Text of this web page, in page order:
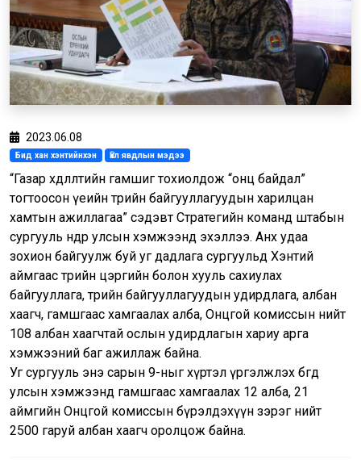
2023.06.08
Бид хан хэнтийнхэн Үйл явдлын мэдээ
“Газар хөдлөлтийн гамшиг тохиолдож “онц байдал”
тогтоосон үеийн төрийн байгууллагуудын харилцан
хамтын ажиллагаа” сэдэвт Стратегийн команд штабын
сургууль өнөөдөр улсын хэмжээнд эхэллээ. Анх удаа
зохион байгуулж буй уг дадлага сургуульд Хэнтий
аймгаас төрийн цэргийн болон хууль сахиулах
байгууллага, төрийн байгууллагуудын удирдлага, албан
хаагч, гамшгаас хамгаалах алба, Онцгой комиссын нийт
108 албан хаагчтай ослын удирдлагын хариу арга
хэмжээний баг ажиллаж байна.
Уг сургууль энэ сарын 9-ныг хүртэл үргэлжлэх бөгөөд
улсын хэмжээнд гамшгаас хамгаалах 12 алба, 21
аймгийн Онцгой комиссын бүрэлдэхүүн зэрэг нийт
2500 гаруй албан хаагч оролцож байна.